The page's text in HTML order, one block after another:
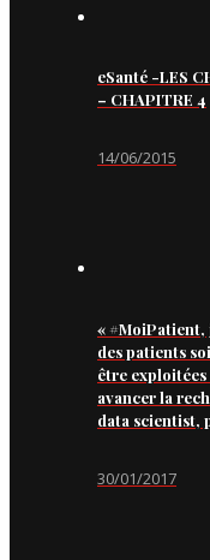
eSanté -LES
– CHAPITRE 4
14/06/2015
« #MoiPatient,
des patients
être
avancer la
data scientist,
30/01/2017